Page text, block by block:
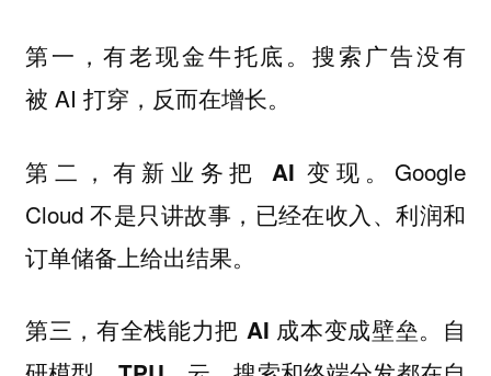
第一，有老现金牛托底。搜索广告没有
被 AI 打穿，反而在增长。
第二， 有新业务把 AI 变现 。Google
Cloud 不是只讲故事，已经在收入、利润和
订单储备上给出结果。
第三，有全栈能力把 AI 成本变成壁垒。自